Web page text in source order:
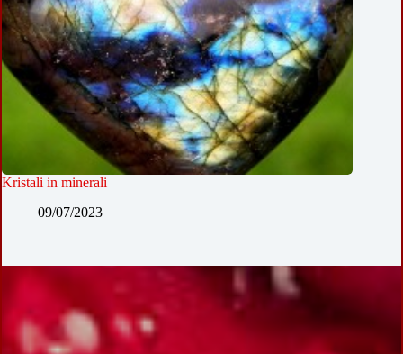
Kristali in minerali
09/07/2023